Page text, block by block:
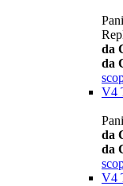
da
da
V4
da
da
V4